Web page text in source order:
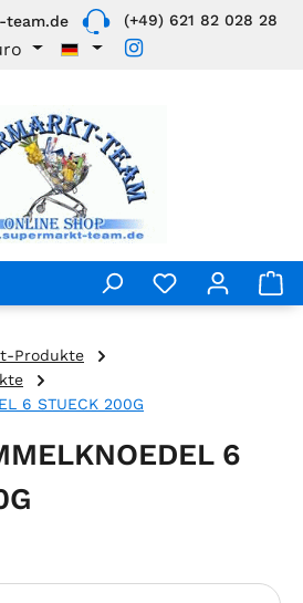
team.de (+49) 621 82 028 28
Produkte
6 STUECK 200G
6